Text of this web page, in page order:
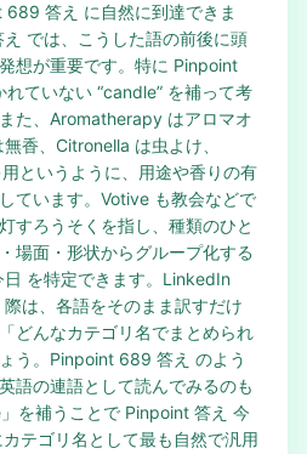
答え に自然に到達できま
では、こうした語の前後に頭
想が重要です。特に Pinpoint
ていない “candle” を補って考
た、Aromatherapy はアロマオ
香、Citronella は虫よけ、
というように、用途や香りの有
ています。Votive も教会などで
すろうそくを指し、種類のひと
場面・形状からグループ化する
を特定できます。LinkedIn
は、各語をそのまま訳すだけ
どんなカテゴリ名でまとめられ
う。Pinpoint 689 答え のよう
語の連語として読んでみるのも
を補うことで Pinpoint 答え 今
テゴリ名として最も自然で汎用